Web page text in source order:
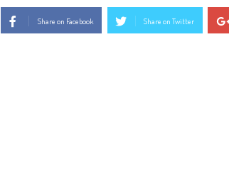
Share on Facebook Share on Twitter